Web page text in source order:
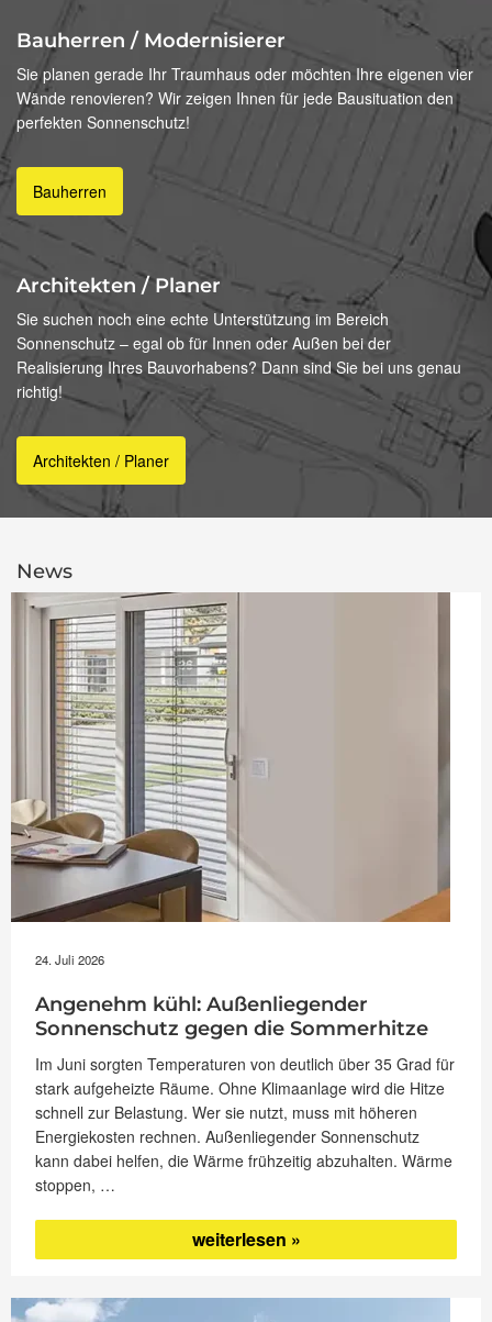
Bauherren / Modernisierer
Sie planen gerade Ihr Traumhaus oder möchten Ihre eigenen vier
Wände renovieren? Wir zeigen Ihnen für jede Bausituation den
perfekten Sonnenschutz!
Bauherren
Architekten / Planer
Sie suchen noch eine echte Unterstützung im Bereich
Sonnenschutz – egal ob für Innen oder Außen bei der
Realisierung Ihres Bauvorhabens? Dann sind Sie bei uns genau
richtig!
Architekten / Planer
News
24. Juli 2026
Angenehm kühl: Außenliegender
Sonnenschutz gegen die Sommerhitze
Im Juni sorgten Temperaturen von deutlich über 35 Grad für
stark aufgeheizte Räume. Ohne Klimaanlage wird die Hitze
schnell zur Belastung. Wer sie nutzt, muss mit höheren
Energiekosten rechnen. Außenliegender Sonnenschutz
kann dabei helfen, die Wärme frühzeitig abzuhalten. Wärme
stoppen, …
„Angenehm
kühl:
weiterlesen